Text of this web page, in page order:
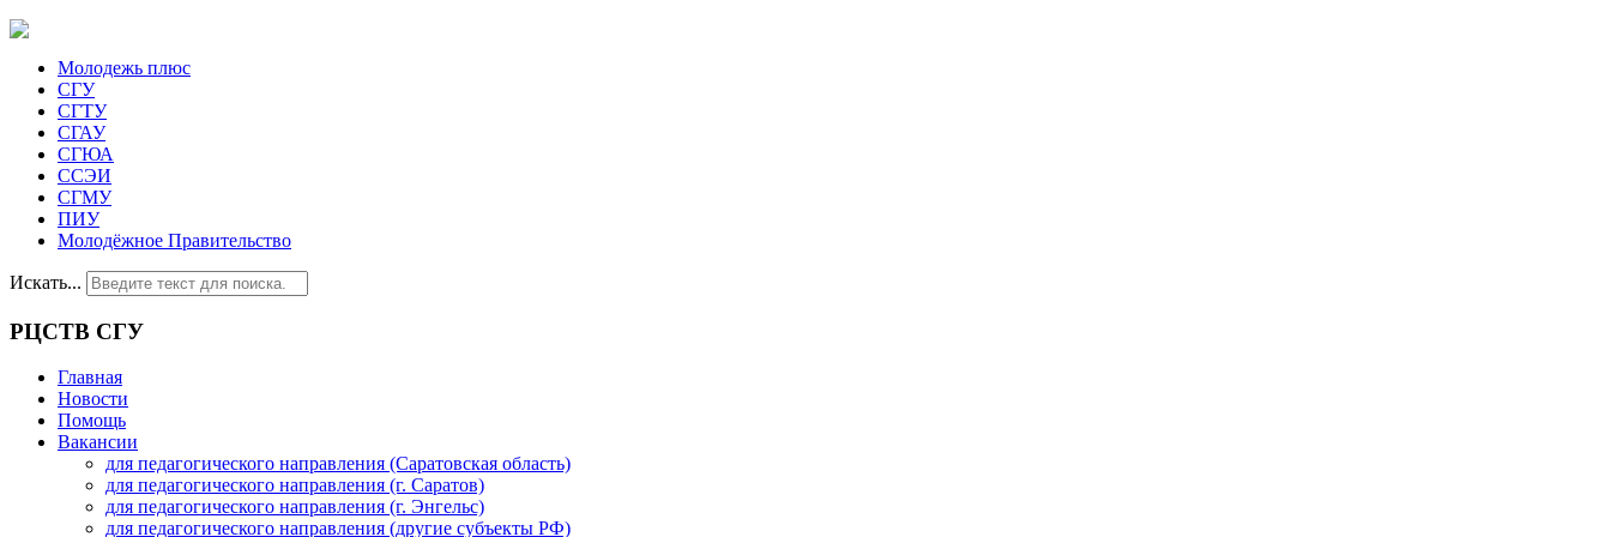
Молодежь плюс
СГУ
СГТУ
СГАУ
СГЮА
ССЭИ
СГМУ
ПИУ
Молодёжное Правительство
Искать...
РЦСТВ СГУ
Главная
Новости
Помощь
Вакансии
для педагогического направления (Саратовская область)
для педагогического направления (г. Саратов)
для педагогического направления (г. Энгельс)
для педагогического направления (другие субъекты РФ)